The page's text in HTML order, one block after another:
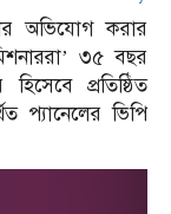
অভিযোগ করার
৩৫ বছর
প্রতিষ্ঠিত
প্যানেলের ভিপি